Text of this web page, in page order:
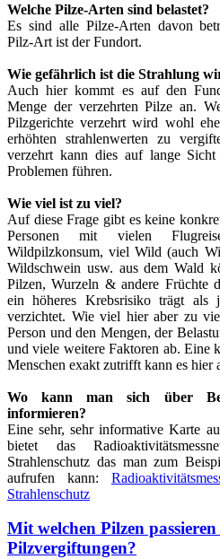
Welche Pilze-Arten sind belastet?
Es sind alle Pilze-Arten davon
Pilz-Art ist der Fundort.
Wie gefährlich ist die Strahlung
Auch hier kommt es auf den
Menge der verzehrten Pilze an.
Pilzgerichte verzehrt wird wohl
erhöhten strahlenwerten zu
verzehrt kann dies auf lange
Problemen führen.
Wie viel ist zu viel?
Auf diese Frage gibt es keine
Personen mit vielen
Wildpilzkonsum, viel Wild (auch
Wildschwein usw. aus dem Wald
Pilzen, Wurzeln & andere Früchte
ein höheres Krebsrisiko trägt als
verzichtet. Wie viel hier aber zu
Person und den Mengen, der
und viele weitere Faktoren ab. Eine
Menschen exakt zutrifft kann es hier
Wo kann man sich über
informieren?
Eine sehr, sehr informative Karte
bietet das
Strahlenschutz das man zum
aufrufen kann:
Strahlenschutz
Mit welchen Pilzen passieren
Pilzvergiftungen?